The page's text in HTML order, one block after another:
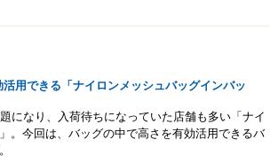
用できる「ナイロンメッシュバッグインバッ
になり、入荷待ちになっていた店舗も多い「ナイ
。今回は、バッグの中で高さを有効活用できるバ